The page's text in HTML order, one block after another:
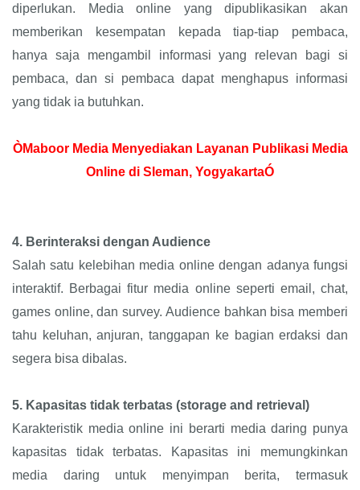
diperlukan. Media online yang dipublikasikan akan
memberikan kesempatan kepada tiap-tiap pembaca,
hanya saja mengambil informasi yang relevan bagi si
pembaca, dan si pembaca dapat menghapus informasi
yang tidak ia butuhkan.
ÒMaboor Media Menyediakan Layanan Publikasi Media
Online di Sleman, YogyakartaÓ
4. Berinteraksi dengan Audience
Salah satu kelebihan media online dengan adanya fungsi
interaktif. Berbagai fitur media online seperti email, chat,
games online, dan survey. Audience bahkan bisa memberi
tahu keluhan, anjuran, tanggapan ke bagian erdaksi dan
segera bisa dibalas.
5. Kapasitas tidak terbatas (storage and retrieval)
Karakteristik media online ini berarti media daring punya
kapasitas tidak terbatas. Kapasitas ini memungkinkan
media daring untuk menyimpan berita, termasuk